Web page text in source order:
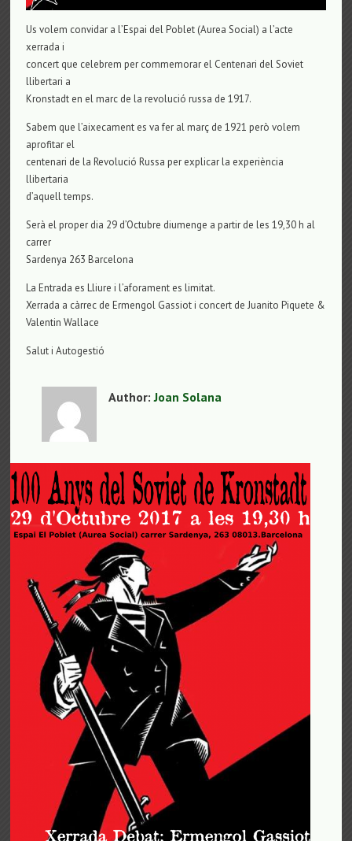
Us volem convidar a l’Espai del Poblet (Aurea Social) a l’acte
xerrada i
concert que celebrem per commemorar el Centenari del Soviet
llibertari a
Kronstadt en el marc de la revolució russa de 1917.
Sabem que l’aixecament es va fer al març de 1921 però volem
aprofitar el
centenari de la Revolució Russa per explicar la experiència
llibertaria
d’aquell temps.
Serà el proper dia 29 d’Octubre diumenge a partir de les 19,30 h al
carrer
Sardenya 263 Barcelona
La Entrada es Lliure i l’aforament es limitat.
Xerrada a càrrec de Ermengol Gassiot i concert de Juanito Piquete &
Valentin Wallace
Salut i Autogestió
Author:Joan Solana